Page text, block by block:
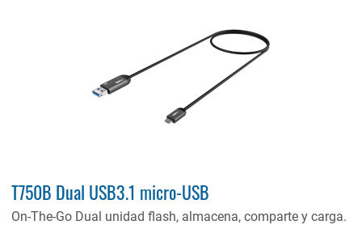
T750B Dual USB3.1 micro-USB
On-The-Go Dual unidad flash, almacena, comparte y carga.